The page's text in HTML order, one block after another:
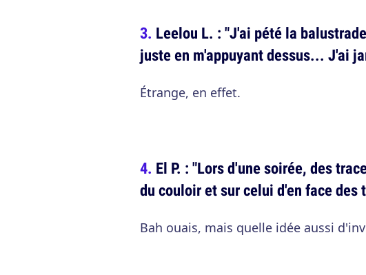
Leelou L. : "J'ai pété la
juste en m'appuyant dessus... J'ai
Étrange, en effet.
El P. : "Lors d'une soirée, des
du couloir et sur celui d'en face des
Bah ouais, mais quelle idée aussi